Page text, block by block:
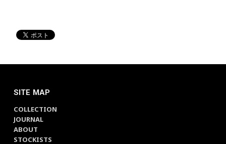
SITE MAP
COLLECTION
JOURNAL
ABOUT
STOCKISTS